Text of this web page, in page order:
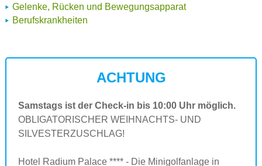
Gelenke, Rücken und Bewegungsapparat
Berufskrankheiten
ACHTUNG
Samstags ist der Check-in bis 10:00 Uhr möglich.
OBLIGATORISCHER WEIHNACHTS- UND
SILVESTERZUSCHLAG!
Hotel Radium Palace **** - Die Minigolfanlage in